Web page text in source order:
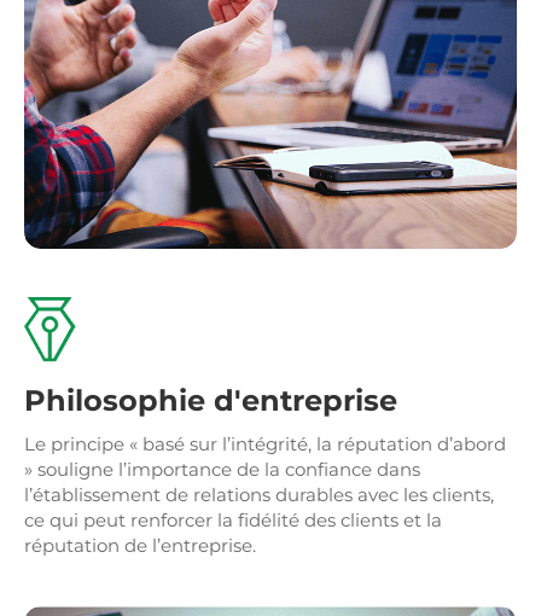
Philosophie d'entreprise
Le principe « basé sur l’intégrité, la réputation d’abord
» souligne l’importance de la confiance dans
l’établissement de relations durables avec les clients,
ce qui peut renforcer la fidélité des clients et la
réputation de l’entreprise.